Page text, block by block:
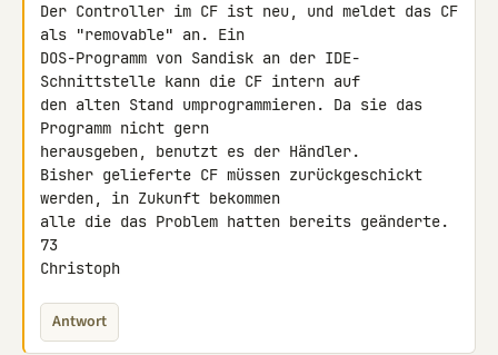
Der Controller im CF ist neu, und meldet das CF
als "removable" an. Ein
DOS-Programm von Sandisk an der IDE-
Schnittstelle kann die CF intern auf
den alten Stand umprogrammieren. Da sie das
Programm nicht gern
herausgeben, benutzt es der Händler.
Bisher gelieferte CF müssen zurückgeschickt
werden, in Zukunft bekommen
alle die das Problem hatten bereits geänderte.
73
Christoph
Antwort